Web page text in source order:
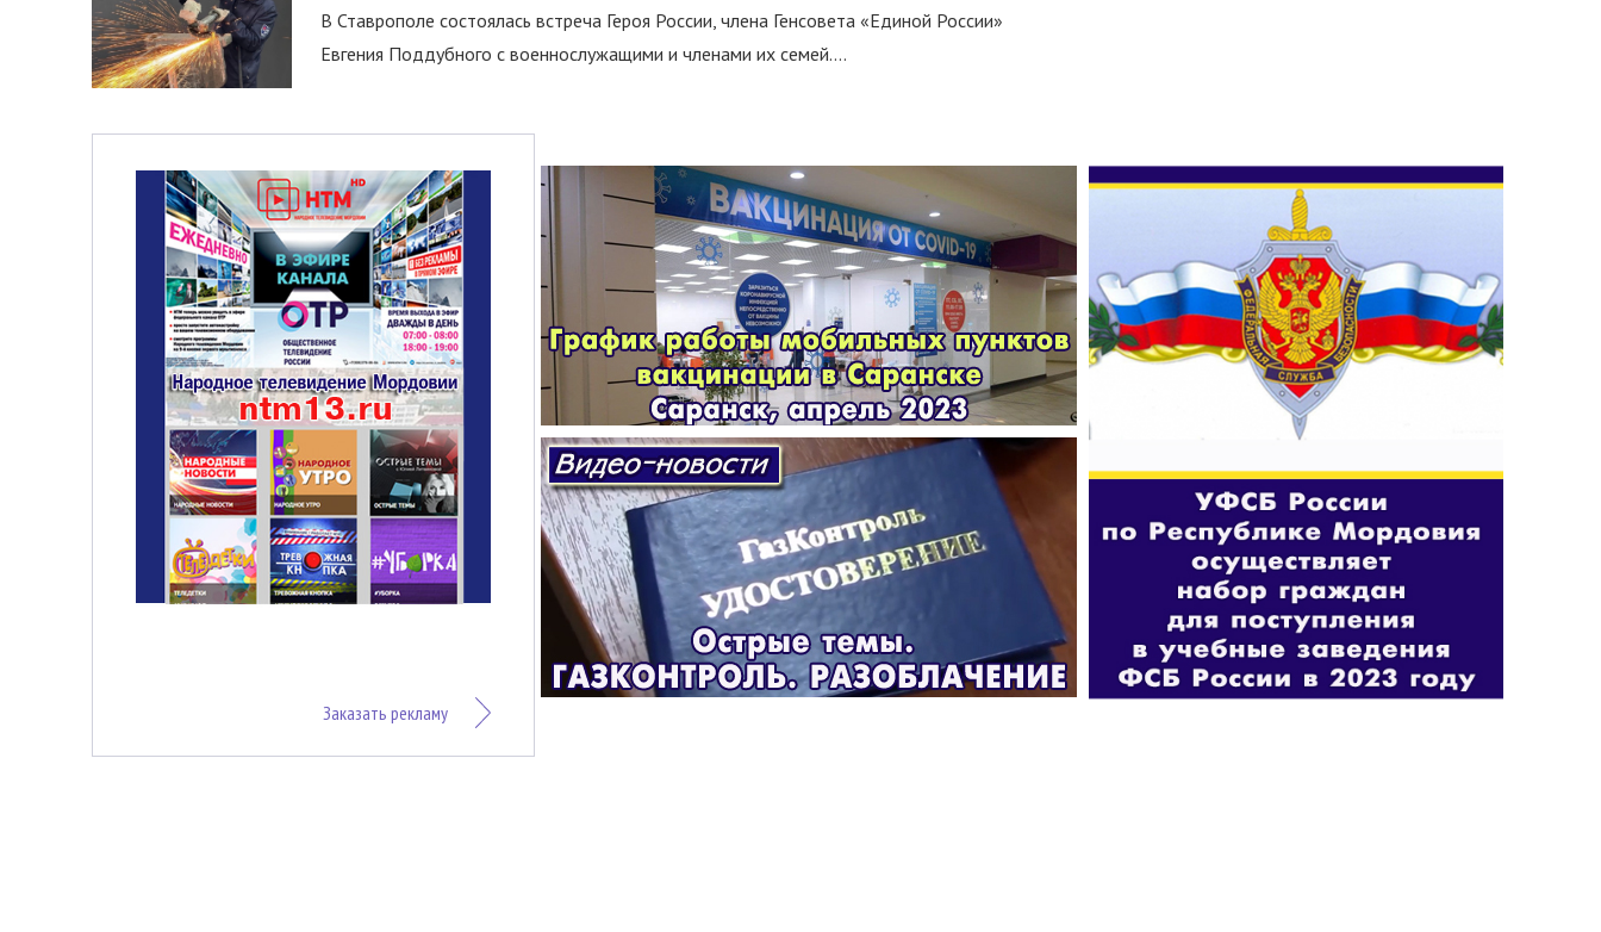
В Ставрополе состоялась встреча Героя России, члена Генсовета «Единой России»
Евгения Поддубного с военнослужащими и членами их семей....
Заказать рекламу